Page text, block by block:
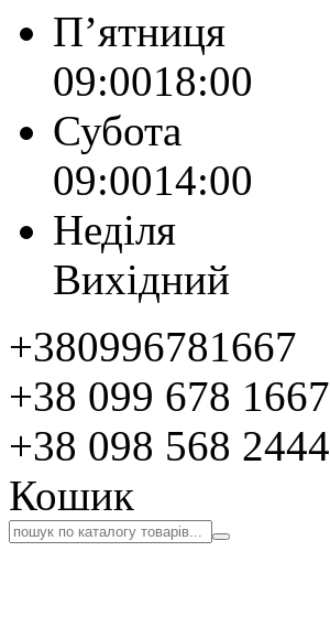
Пʼятниця
09:0018:00
Субота
09:0014:00
Неділя
Вихідний
+380996781667
+38 099 678 1667
+38 098 568 2444
Кошик